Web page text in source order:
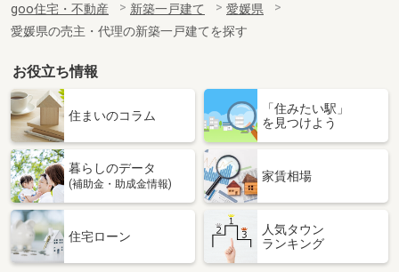
goo住宅・不動産 新築一戸建て
愛媛県
愛媛県の売主・代理の新築一戸建てを探す
お役立ち情報
住まいのコラム
「住みたい駅」
を見つけよう
暮らしのデータ
(補助金・助成金情報)
家賃相場
住宅ローン
人気タウン
ランキング